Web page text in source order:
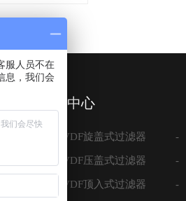
产品中心
PPH/PVDF旋盖式过滤器 -
PPH/PVDF压盖式过滤器 -
PPH/PVDF顶入式过滤器 -
服人员不在
息，我们会